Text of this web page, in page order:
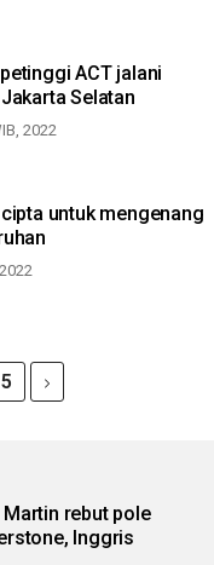
ACT jalani
Selatan
2022
untuk mengenang
5
rebut pole
Silverstone, Inggris